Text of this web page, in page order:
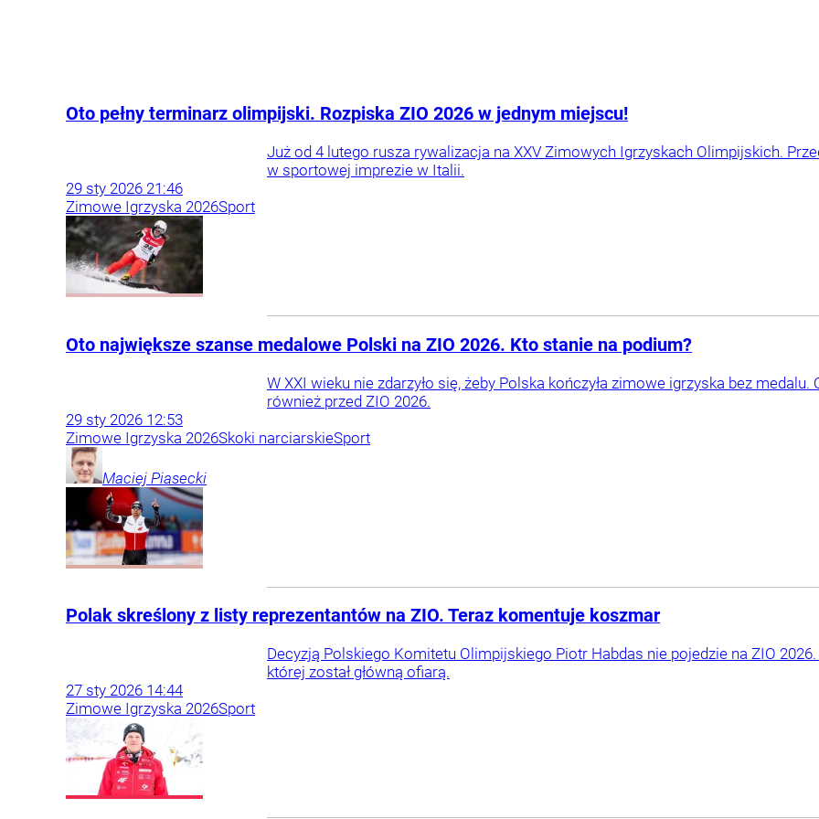
Oto pełny terminarz olimpijski. Rozpiska ZIO 2026 w jednym miejscu!
Już od 4 lutego rusza rywalizacja na XXV Zimowych Igrzyskach Olimpijskich.
w sportowej imprezie w Italii.
29 sty 2026 21:46
Zimowe Igrzyska 2026Sport
Oto największe szanse medalowe Polski na ZIO 2026. Kto stanie na podium?
W XXI wieku nie zdarzyło się, żeby Polska kończyła zimowe igrzyska bez
również przed ZIO 2026.
29 sty 2026 12:53
Zimowe Igrzyska 2026Skoki narciarskieSport
Maciej Piasecki
Polak skreślony z listy reprezentantów na ZIO. Teraz komentuje koszmar
Decyzją Polskiego Komitetu Olimpijskiego Piotr Habdas nie pojedzie na ZIO
której został główną ofiarą.
27 sty 2026 14:44
Zimowe Igrzyska 2026Sport